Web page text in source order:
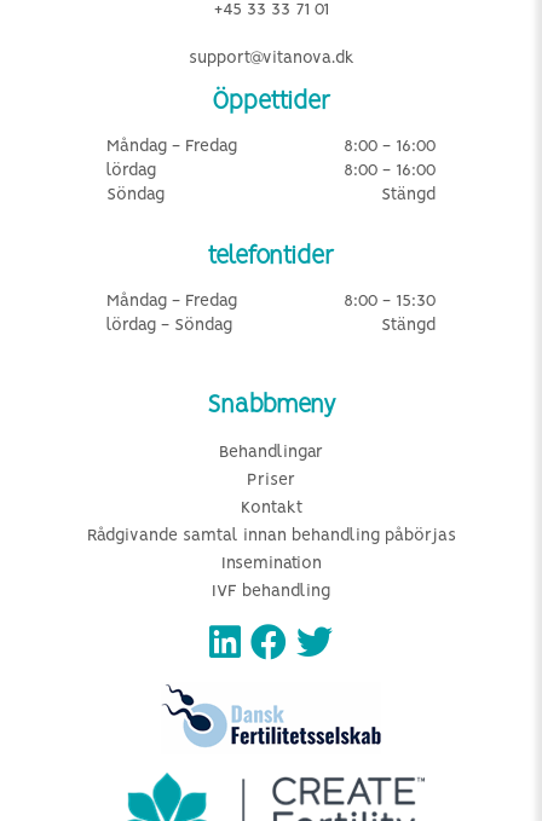
+45 33 33 71 01
support@vitanova.dk
Öppettider
Måndag - Fredag
8:00 - 16:00
lördag
8:00 - 16:00
Söndag
Stängd
telefontider
Måndag - Fredag
8:00 - 15:30
lördag - Söndag
Stängd
Snabbmeny
Behandlingar
Priser
Kontakt
Rådgivande samtal innan behandling påbörjas
Insemination
IVF behandling